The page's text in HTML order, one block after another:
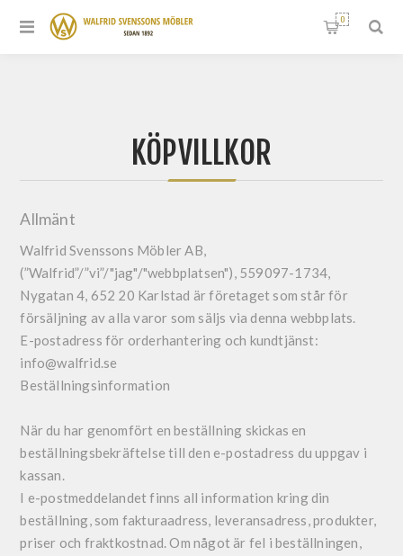
0
KÖPVILLKOR
Allmänt
Walfrid Svenssons Möbler AB,
(”Walfrid”/”vi”/"jag"/"webbplatsen"), 559097-1734,
Nygatan 4, 652 20 Karlstad är företaget som står för
försäljning av alla varor som säljs via denna webbplats.
E-postadress för orderhantering och kundtjänst:
info@walfrid.se
Beställningsinformation
När du har genomfört en beställning skickas en
beställningsbekräftelse till den e-postadress du uppgav i
kassan.
I e-postmeddelandet finns all information kring din
beställning, som fakturaadress, leveransadress, produkter,
priser och fraktkostnad. Om något är fel i beställningen,